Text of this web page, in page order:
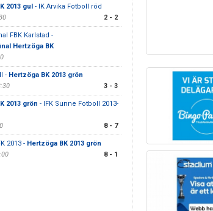
2013 gul- IK Arvika Fotboll röd
2 - 2
FBK Karlstad -
Hertzöga BK
- Hertzöga BK 2013 grön
3 - 3
2013 grön - IFK Sunne Fotboll 2013-
8 - 7
2013 - Hertzöga BK 2013 grön
8 - 1